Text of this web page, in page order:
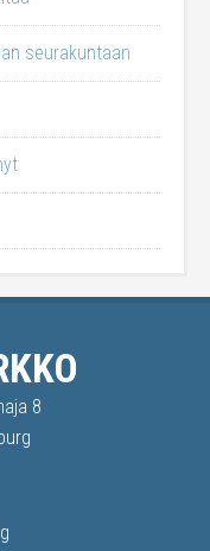
seurakuntaan
8